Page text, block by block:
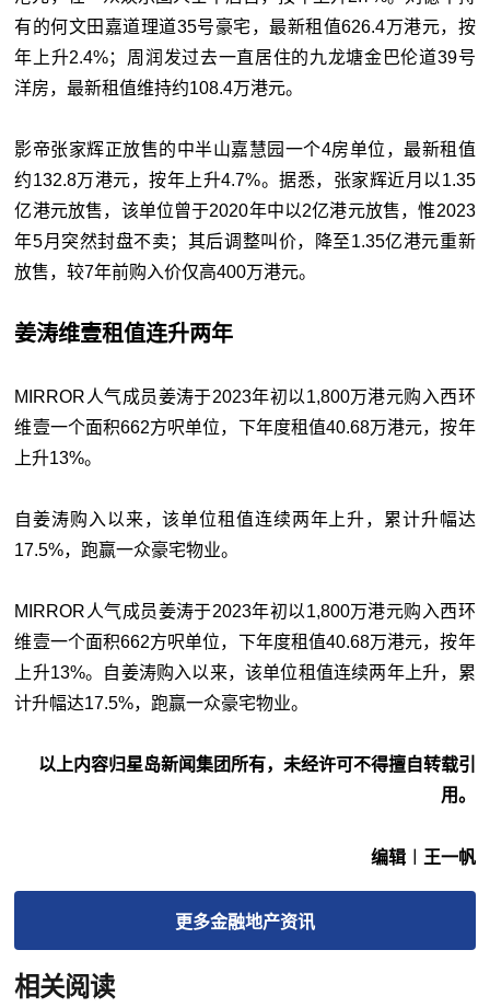
有的何文田嘉道理道35号豪宅，最新租值626.4万港元，按
年上升2.4%；周润发过去一直居住的九龙塘金巴伦道39号
洋房，最新租值维持约108.4万港元。
影帝张家辉正放售的中半山嘉慧园一个4房单位，最新租值
约132.8万港元，按年上升4.7%。据悉，张家辉近月以1.35
亿港元放售，该单位曾于2020年中以2亿港元放售，惟2023
年5月突然封盘不卖；其后调整叫价，降至1.35亿港元重新
放售，较7年前购入价仅高400万港元。
姜涛维壹租值连升两年
MIRROR人气成员姜涛于2023年初以1,800万港元购入西环
维壹一个面积662方呎单位，下年度租值40.68万港元，按年
上升13%。
自姜涛购入以来，该单位租值连续两年上升，累计升幅达
17.5%，跑赢一众豪宅物业。
MIRROR人气成员姜涛于2023年初以1,800万港元购入西环
维壹一个面积662方呎单位，下年度租值40.68万港元，按年
上升13%。自姜涛购入以来，该单位租值连续两年上升，累
计升幅达17.5%，跑赢一众豪宅物业。
以上内容归星岛新闻集团所有，未经许可不得擅自转载引
用。
编辑︱王一帆
更多金融地产资讯
相关阅读